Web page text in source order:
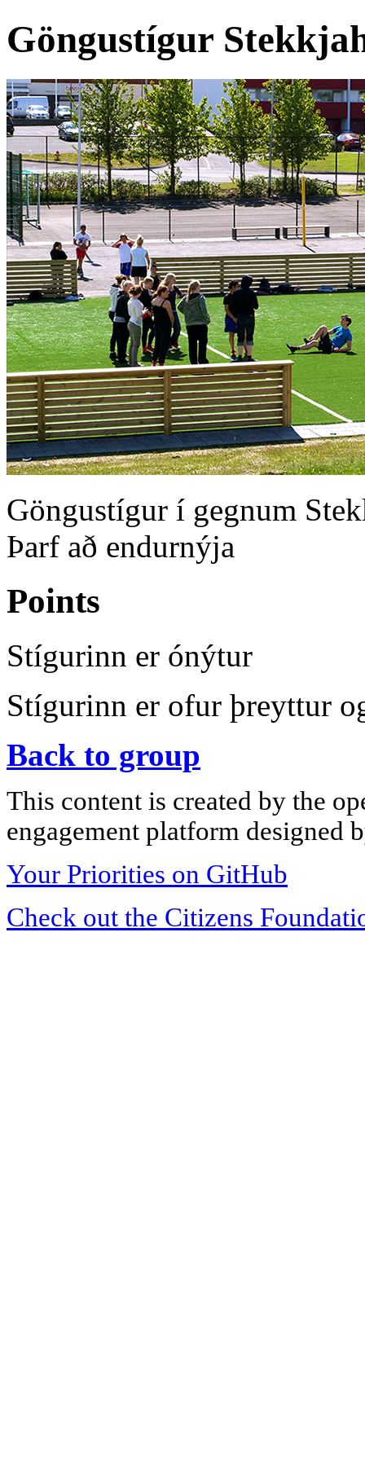
Göngustígur
Göngustígur í gegnum
Þarf að endurnýja
Points
Stígurinn er ónýtur
Stígurinn er ofur þreyttur
Back to group
This content is created by the
engagement platform designed
Your Priorities on GitHub
Check out the Citizens